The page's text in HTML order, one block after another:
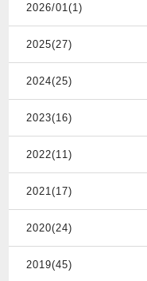
2026/01(1)
2025(27)
2024(25)
2023(16)
2022(11)
2021(17)
2020(24)
2019(45)